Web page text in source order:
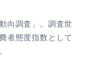
向調査」。調査世
者態度指数として